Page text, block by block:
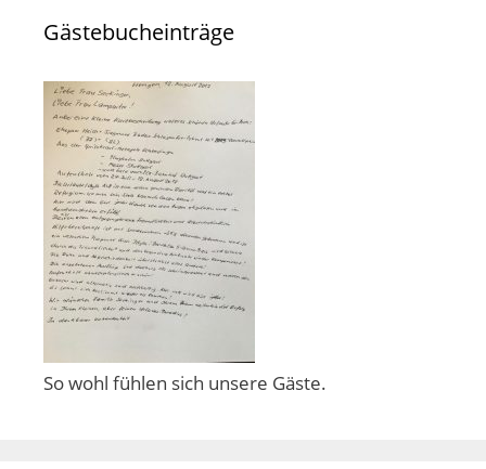
Gästebucheinträge
So wohl fühlen sich unsere Gäste.